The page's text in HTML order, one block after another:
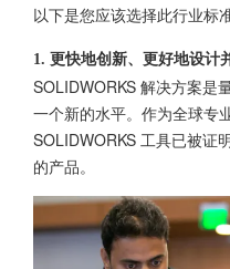
以下是您应该选择此行业标
1. 更快地创新、更好地设计
SOLIDWORKS 解决方案是
一个新的水平。作为全球专
SOLIDWORKS 工具已被证
的产品。